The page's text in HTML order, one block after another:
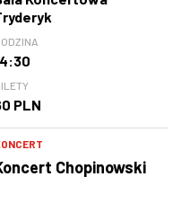
PLN
Chopinowski